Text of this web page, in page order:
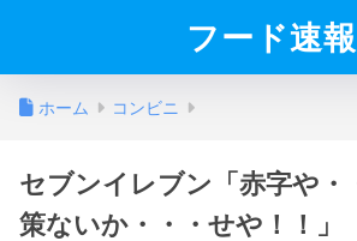
フード速報
ホーム コンビニ
セブンイレブン「赤字や・
策ないか・・・せや！！」